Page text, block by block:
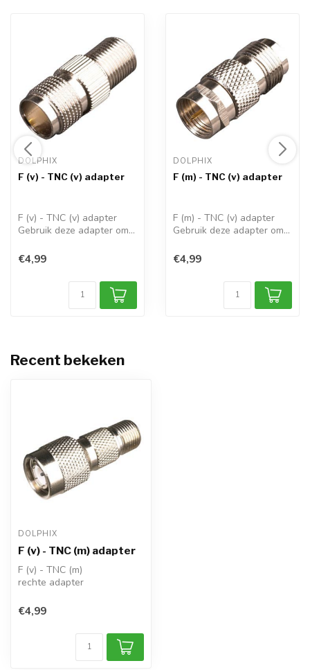
DOLPHIX
F (v) - TNC (v) adapter
F (v) - TNC (v) adapter
Gebruik deze adapter om
€4,99
DOLPHIX
F (m) - TNC (v) adapter
F (m) - TNC (v) adapter
Gebruik deze adapter om
€4,99
Recent bekeken
DOLPHIX
F (v) - TNC (m) adapter
F (v) - TNC (m)
rechte adapter
conform: RoHS
€4,99